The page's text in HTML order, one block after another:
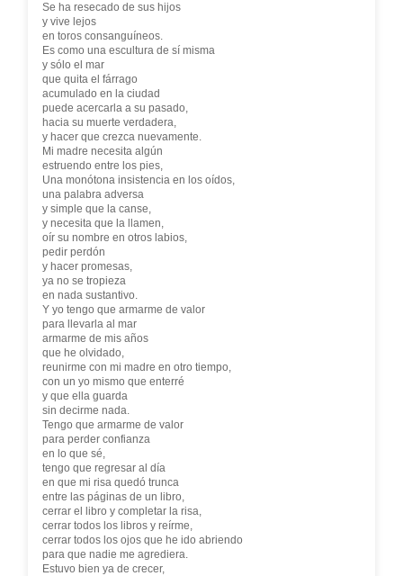
Se ha resecado de sus hijos
y vive lejos
en toros consanguíneos.
Es como una escultura de sí misma
y sólo el mar
que quita el fárrago
acumulado en la ciudad
puede acercarla a su pasado,
hacia su muerte verdadera,
y hacer que crezca nuevamente.
Mi madre necesita algún
estruendo entre los pies,
Una monótona insistencia en los oídos,
una palabra adversa
y simple que la canse,
y necesita que la llamen,
oír su nombre en otros labios,
pedir perdón
y hacer promesas,
ya no se tropieza
en nada sustantivo.
Y yo tengo que armarme de valor
para llevarla al mar
armarme de mis años
que he olvidado,
reunirme con mi madre en otro tiempo,
con un yo mismo que enterré
y que ella guarda
sin decirme nada.
Tengo que armarme de valor
para perder confianza
en lo que sé,
tengo que regresar al día
en que mi risa quedó trunca
entre las páginas de un libro,
cerrar el libro y completar la risa,
cerrar todos los libros y reírme,
cerrar todos los ojos que he ido abriendo
para que nadie me agrediera.
Estuvo bien ya de crecer,